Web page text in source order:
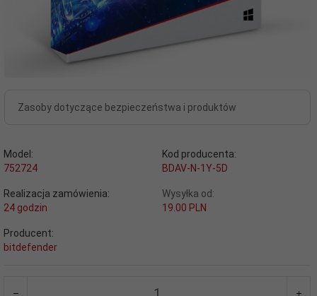
Zasoby dotyczące bezpieczeństwa i produktów
Model:
752724
Kod producenta:
BDAV-N-1Y-5D
Realizacja zamówienia:
24 godzin
Wysyłka od:
19.00 PLN
Producent:
bitdefender